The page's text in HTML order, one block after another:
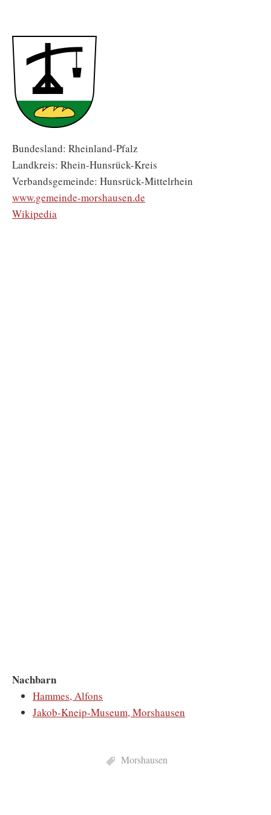
Bundesland: Rheinland-Pfalz
Landkreis: Rhein-Hunsrück-Kreis
Verbandsgemeinde: Hunsrück-Mittelrhein
www.gemeinde-morshausen.de
Wikipedia
Nachbarn
Hammes, Alfons
Jakob-Kneip-Museum, Morshausen
Morshausen